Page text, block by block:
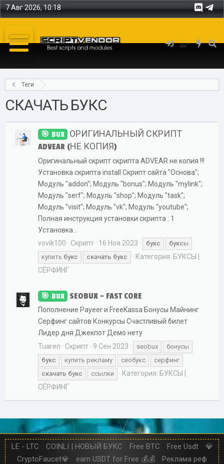
7 Авг 2026, 10:18
Теги
СКАЧАТЬ БУКС
BUX
ОРИГИНАЛЬНЫЙ СКРИПТ
ADVEAR (НЕ КОПИЯ)
Оригинальный скрипт скрипта ADVEAR не копия !!!
Установка скрипта install Скрипт сайта "Основа";
Модуль "addon"; Модуль "bonus"; Модуль "mylink";
Модуль "serf"; Модуль "shop"; Модуль "task";
Модуль "visit"; Модуль "vk"; Модуль "youtube";
Полная инструкция установки скрипта : 1
Установка...
vovik100
Скрипт 16 Ноя 2023 букс буксы
купить букс скачать букс Категория: БУКСЫ |
СЁРФИНГ
BUX SEOBUX - FAST CORE
Пополнение Payeer и FreeKassa Бонусы Майнинг
Серфинг сайтов Конкурсы Счастливый билет
Лидер дня Джекпот Демо нету
Tuaren
Скрипт 9 Сен 2023 seobux
бонусы
букс
купить рекламу сеобукс
серфинг
скачать букс ссылки Категория: БУКСЫ |
СЁРФИНГ
LE - LTC COINLI | НОВЫЙ БУКС Free BTC Free Usdt
💎
CryptoFaucet💎
earn USDT for Free 💰💰
Реклама реф